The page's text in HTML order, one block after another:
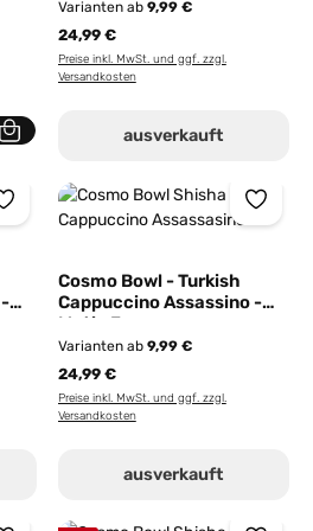
den gewünschten Wert ein
Varianten ab9,99 €
24,99 €
Preise inkl. MwSt. und ggf. zzgl.
Versandkosten
ausverkauft
Cosmo Bowl - Turkish
Cappuccino Assassino -
Motiv 3
Varianten ab9,99 €
24,99 €
Preise inkl. MwSt. und ggf. zzgl.
Versandkosten
ausverkauft